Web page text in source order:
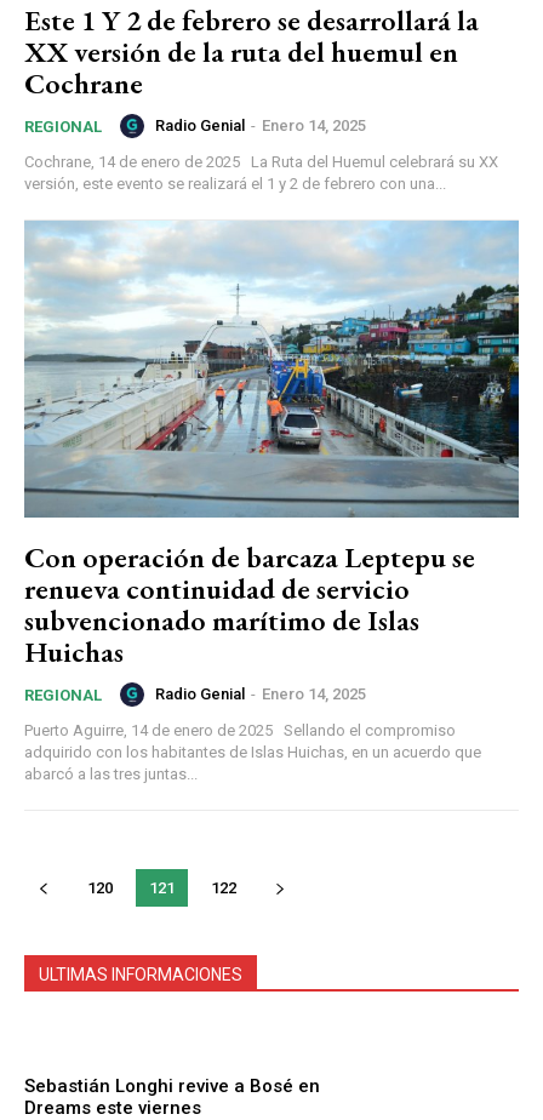
Este 1 Y 2 de febrero se desarrollará la
XX versión de la ruta del huemul en
Cochrane
REGIONAL Radio Genial - Enero 14, 2025
Cochrane, 14 de enero de 2025 La Ruta del Huemul celebrará su XX
versión, este evento se realizará el 1 y 2 de febrero con una...
Con operación de barcaza Leptepu se
renueva continuidad de servicio
subvencionado marítimo de Islas
Huichas
REGIONAL Radio Genial - Enero 14, 2025
Puerto Aguirre, 14 de enero de 2025 Sellando el compromiso
adquirido con los habitantes de Islas Huichas, en un acuerdo que
abarcó a las tres juntas...
120 121 122
ULTIMAS INFORMACIONES
Sebastián Longhi revive a Bosé en
Dreams este viernes